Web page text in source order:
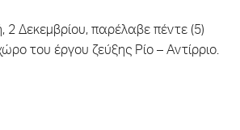
2 Δεκεμβρίου, παρέλαβε πέντε (5)
του έργου ζεύξης Ρίο – Αντίρριο.